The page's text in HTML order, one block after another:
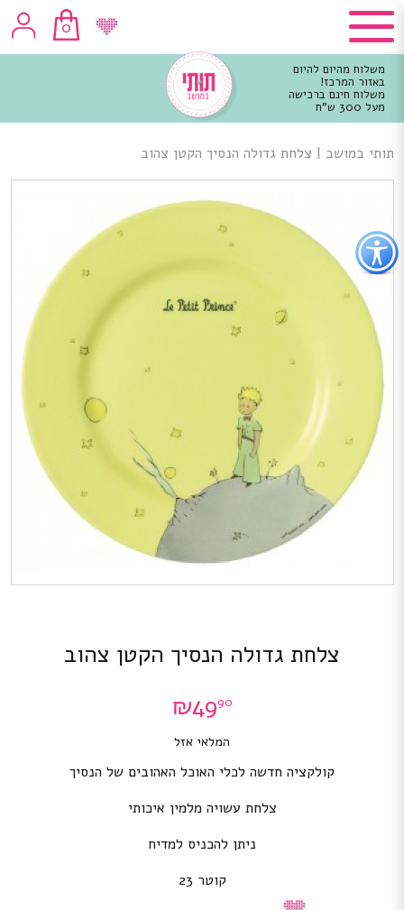
כפתור
לפתיחת
תפריט
נגישות
0
משלוח מהיום להיום
באזור המרכז!
משלוח חינם ברכישה
מעל 300 ש"ח
מרכזי
תותי במושב | צלחת גדולה הנסיך הקטן צהוב
צלחת גדולה הנסיך הקטן צהוב
₪4990
המלאי אזל
קולקציה חדשה לכלי האוכל האהובים של הנסיך
צלחת עשויה מלמין איכותי
ניתן להכניס למדיח
קוטר 23